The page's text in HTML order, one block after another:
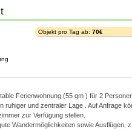
Objekt pro Tag ab: 70€
Ferienwohnung (55 qm ) für 2
ruhiger und zentraler Lage . Auf Anfrage
zur Verfügung stellen.
Wandermöglichkeiten sowie Ausflügen,